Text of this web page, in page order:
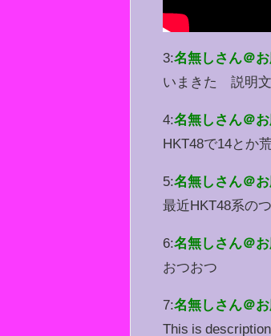
3:名無しさん＠
いまきた 説明文
4:名無しさん＠
HKT48で14とか
5:名無しさん＠
最近HKT48系の
6:名無しさん＠
おつおつ
7:名無しさん＠
This is description